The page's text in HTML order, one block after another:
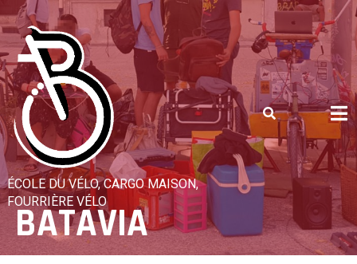
Skip
to
content
ÉCOLE DU VÉLO, CARGO MAISON,
FOURRIÈRE VÉLO
BATAVIA